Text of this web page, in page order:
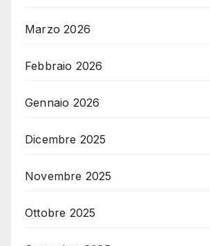
Marzo 2026
Febbraio 2026
Gennaio 2026
Dicembre 2025
Novembre 2025
Ottobre 2025